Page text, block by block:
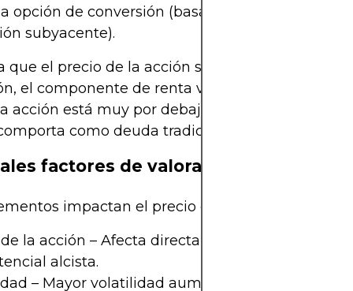
opción de conversión (basado en el precio y
subyacente).
que el precio de la acción se acerca o supera el
el componente de renta variable gana
acción está muy por debajo del precio de
como deuda tradicional.
factores de valoración
impactan el precio de los bonos
la acción – Afecta directamente el valor de
alcista.
– Mayor volatilidad aumenta el valor de la